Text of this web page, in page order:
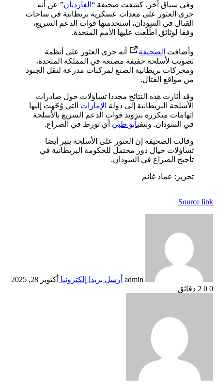
وفي سياق آخر، كشفت صحيفة “ الغارديان” عن أنه
جرى العثور على معدات عسكرية بريطانية في ساحات
القتال في السودان، استخدمتها قوات الدعم السريع،
وفقا لوثائق اطّلعت عليها الأمم المتحدة.
وأضافت الصحيفة
أنه جرى العثور على أنظمة
تصويب لأسلحة خفيفة مصنعة في المملكة المتحدة،
ومحركات بريطانية الصنع لمركبات مدرعة لنقل الجنود
من مواقع القتال.
وقد أثارت هذه النتائج مجددا تساؤلات حول صادرات
الأسلحة البريطانية إلى دولة الإمارات التي وُجّهت إليها
اتهامات متكررة بتزويد قوات الدعم السريع بالأسلحة
في السودان. وتنفيأبو ظبي أي تورط في الصراع.
وقالت الصحيفة إن العثور على الأسلحة يثير أيضا
تساؤلات حيال دور محتمل للحكومة البريطانية في
تأجيج الصراع في السودان.
تحرير: عماد غانم
Source link
admin أرسل بريدا إلكترونيا أكتوبر 28, 2025
0
2 دقائق